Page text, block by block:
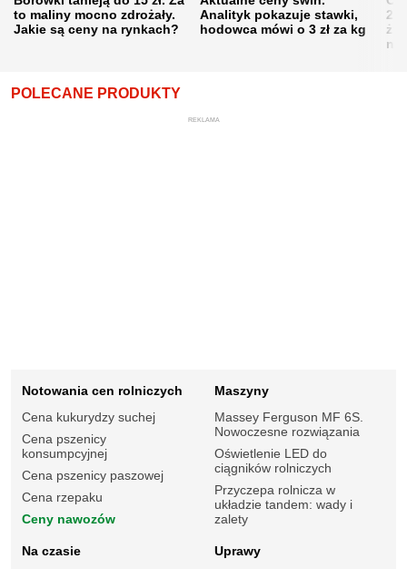
to maliny mocno zdrożały.
Jakie są ceny na rynkach?
Analityk pokazuje stawki,
hodowca mówi o 3 zł za kg
POLECANE PRODUKTY
REKLAMA
Notowania cen rolniczych
Cena kukurydzy suchej
Cena pszenicy
konsumpcyjnej
Cena pszenicy paszowej
Cena rzepaku
Ceny nawozów
Maszyny
Massey Ferguson MF 6S.
Nowoczesne rozwiązania
Oświetlenie LED do
ciągników rolniczych
Przyczepa rolnicza w
układzie tandem: wady i
zalety
Na czasie
Uprawy